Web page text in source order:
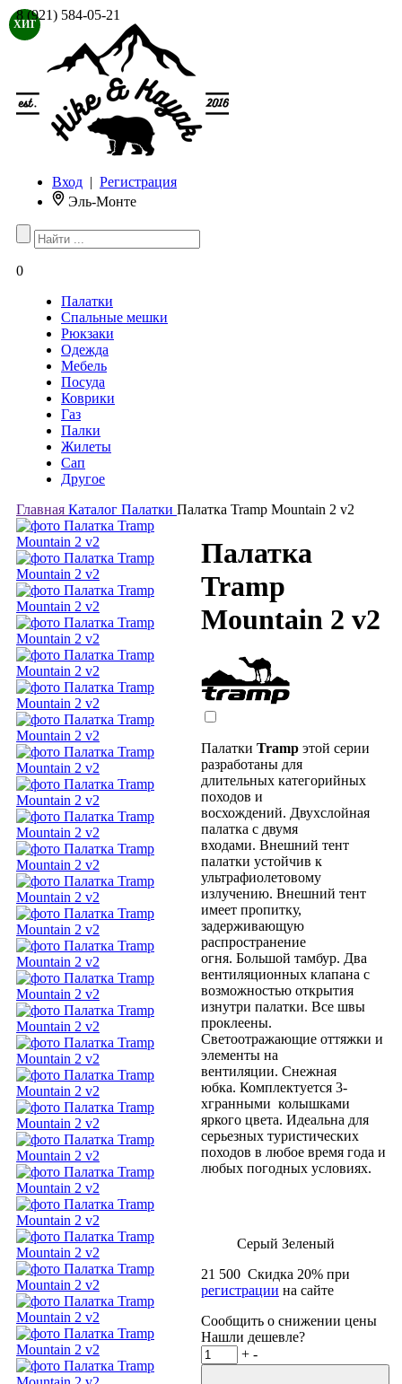
8 (921) 584-05-21
Вход | Регистрация
Эль-Монте
0
Палатки
Спальные мешки
Рюкзаки
Одежда
Мебель
Посуда
Коврики
Газ
Палки
Жилеты
Сап
Другое
Главная Каталог Палатки Палатка Tramp Mountain 2 v2
ХИТ
Палатка
Tramp
Mountain 2 v2
Палатки Tramp этой серии
разработаны для
длительных категорийных
походов и
восхождений. Двухслойная
палатка с двумя
входами. Внешний тент
палатки устойчив к
ультрафиолетовому
излучению. Внешний тент
имеет пропитку,
задерживающую
распространение
огня. Большой тамбур. Два
вентиляционных клапана с
возможностью открытия
изнутри палатки. Все швы
проклеены.
Светоотражающие оттяжки и
элементы на
вентиляции. Снежная
юбка. Комплектуется 3-
хгранными колышками
яркого цвета. Идеальна для
серьезных туристических
походов в любое время года и
любых погодных условиях.
Серый Зеленый
21 500 Скидка 20% при
регистрации на сайте
Сообщить о снижении цены
Нашли дешевле?
+ -